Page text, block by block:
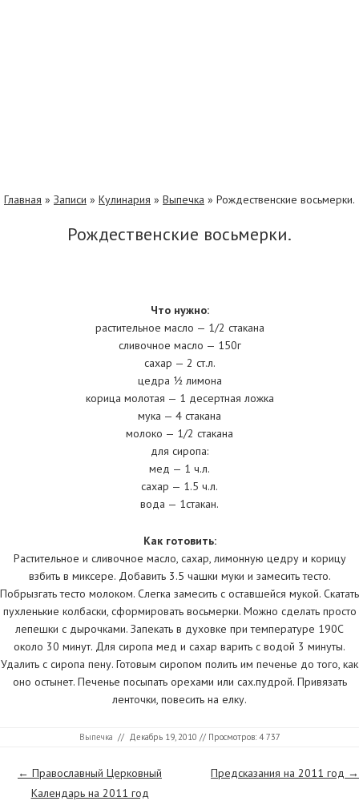
Главная » Записи » Кулинария » Выпечка » Рождественские восьмерки.
Рождественские восьмерки.
Что нужно:
растительное масло — 1/2 стакана
сливочное масло — 150г
сахар — 2 ст.л.
цедра ½ лимона
корица молотая — 1 десертная ложка
мука — 4 стакана
молоко — 1/2 стакана
для сиропа:
мед — 1 ч.л.
сахар — 1.5 ч.л.
вода — 1стакан.
Как готовить:
Растительное и сливочное масло, сахар, лимонную цедру и корицу
взбить в миксере. Добавить 3.5 чашки муки и замесить тесто.
Побрызгать тесто молоком. Слегка замесить с оставшейся мукой. Скатать
пухленькие колбаски, сформировать восьмерки. Можно сделать просто
лепешки с дырочками. Запекать в духовке при температуре 190С
около 30 минут. Для сиропа мед и сахар варить с водой 3 минуты.
Удалить с сиропа пену. Готовым сиропом полить им печенье до того, как
оно остынет. Печенье посыпать орехами или сах.пудрой. Привязать
ленточки, повесить на елку.
Выпечка // Декабрь 19, 2010 // Просмотров: 4 737
Страницы
← Православный Церковный
Календарь на 2011 год
Предсказания на 2011 год →